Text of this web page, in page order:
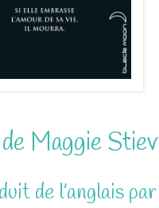
de Maggie
de l’anglais